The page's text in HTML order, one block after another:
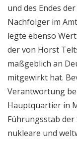
und des Endes
Nachfolger im
legte ebenso
der von Horst
maßgeblich an
mitgewirkt hat.
Verantwortung
Hauptquartier in
Führungsstab
nukleare und